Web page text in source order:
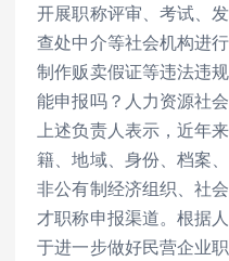
开展职称评审、考试、
查处中介等社会机构进
制作贩卖假证等违法违
能申报吗？人力资源社
上述负责人表示，近年
籍、地域、身份、档案
非公有制经济组织、社
才职称申报渠道。根据
于进一步做好民营企业